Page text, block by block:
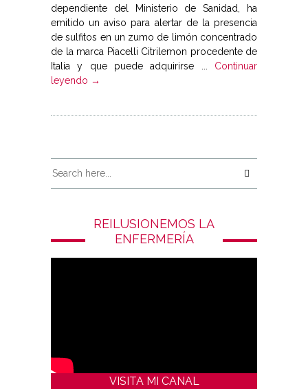
dependiente del Ministerio de Sanidad, ha
emitido un aviso para alertar de la presencia
de sulfitos en un zumo de limón concentrado
de la marca Piacelli Citrilemon procedente de
Italia y que puede adquirirse ... Continuar
leyendo →
REILUSIONEMOS LA
ENFERMERÍA
VISITA MI CANAL